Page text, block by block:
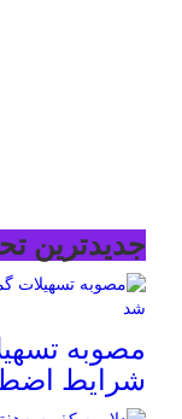
جدیدترین
مصوبه
شرایط